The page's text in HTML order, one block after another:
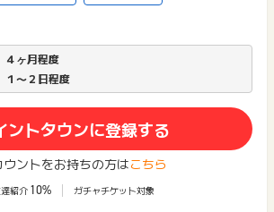
４ヶ月程度
１〜２日程度
ントタウンに登録する
ウントをお持ちの方はこちら
紹介 10% ガチャチケット対象